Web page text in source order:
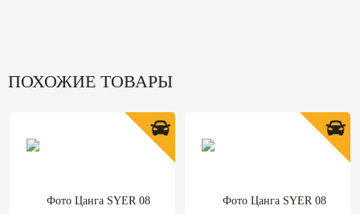
ПОХОЖИЕ ТОВАРЫ